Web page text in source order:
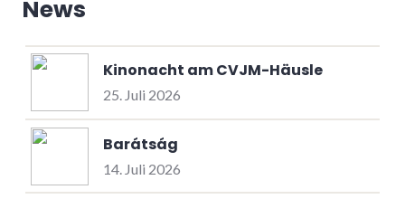
News
Kinonacht am CVJM-Häusle
25. Juli 2026
Barátság
14. Juli 2026